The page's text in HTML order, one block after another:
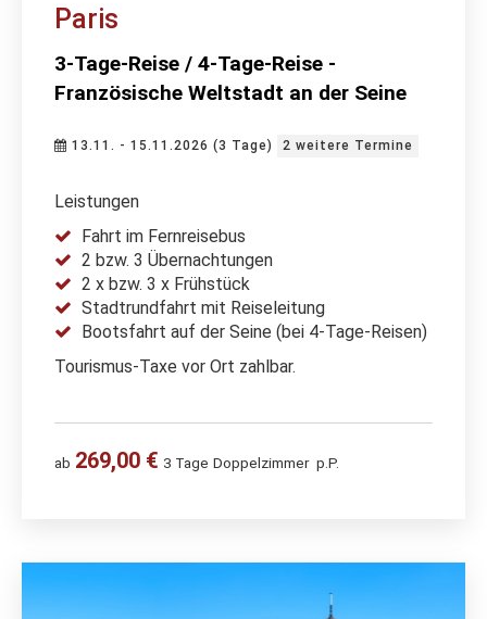
Paris
3-Tage-Reise / 4-Tage-Reise -
Französische Weltstadt an der Seine
13.11. - 15.11.2026 (3 Tage) 2 weitere Termine
Leistungen
Fahrt im Fernreisebus
2 bzw. 3 Übernachtungen
2 x bzw. 3 x Frühstück
Stadtrundfahrt mit Reiseleitung
Bootsfahrt auf der Seine (bei 4-Tage-Reisen)
Tourismus-Taxe vor Ort zahlbar.
ab 269,00 € 3 Tage Doppelzimmer p.P.